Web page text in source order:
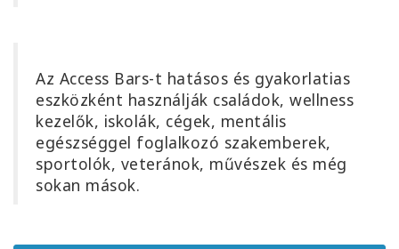
Bars in
Business
Globális
Access
Bars
tanfolyam
Az Access Bars-t hatásos és gyakorlatias
eszközként használják családok, wellness
kezelők, iskolák, cégek, mentális
egészséggel foglalkozó szakemberek,
sportolók, veteránok, művészek és még
sokan mások.